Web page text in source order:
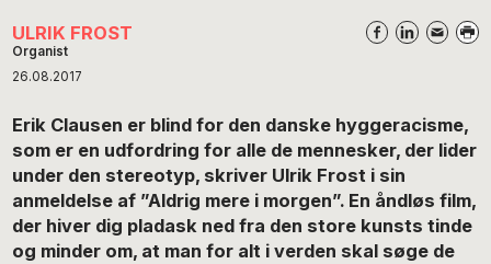
ULRIK FROST
Organist
26.08.2017
Erik Clausen er blind for den danske hyggeracisme,
som er en udfordring for alle de mennesker, der lider
under den stereotyp, skriver Ulrik Frost i sin
anmeldelse af ”Aldrig mere i morgen”. En åndløs film,
der hiver dig pladask ned fra den store kunsts tinde
og minder om, at man for alt i verden skal søge de